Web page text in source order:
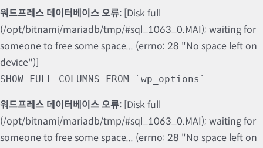
워드프레스 데이터베이스 오류: [Disk full
(/opt/bitnami/mariadb/tmp/#sql_1063_0.MAI); waiting for
someone to free some space... (errno: 28 "No space left on
device")]
SHOW FULL COLUMNS FROM `wp_options`
워드프레스 데이터베이스 오류: [Disk full
(/opt/bitnami/mariadb/tmp/#sql_1063_0.MAI); waiting for
someone to free some space... (errno: 28 "No space left on